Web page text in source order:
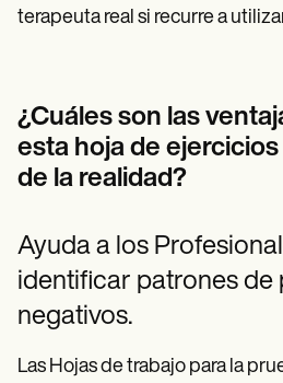
terapeuta real si recurre a
¿Cuáles son las
esta hoja de
de la realidad?
Ayuda a los
identificar patrones de
negativos.
Las Hojas de trabajo para la